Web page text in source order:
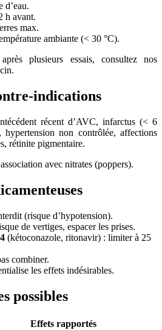
d’eau.
h avant.
max.
ambiante (< 30 °C).
plusieurs essais, consultez nos
indications
récent d’AVC, infarctus (< 6
hypertension non contrôlée, affections
rétinite pigmentaire.
avec nitrates (poppers).
(risque d’hypotension).
de vertiges, espacer les prises.
(kétoconazole, ritonavir) : limiter à 25
combiner.
les effets indésirables.
possibles
Effets rapportés